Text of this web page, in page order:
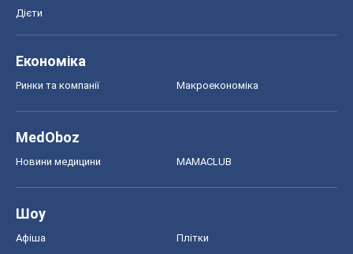
Дієти
Економіка
Ринки та компанії Макроекономіка
MedOboz
Новини медицини MAMACLUB
Шоу
Афіша Плітки